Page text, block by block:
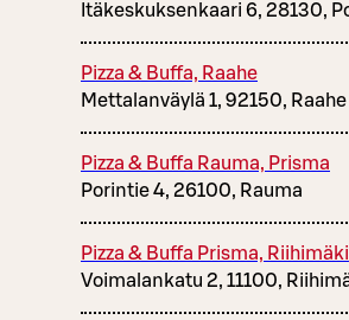
Itäkeskuksenkaari 6, 28130,
Pizza & Buffa, Raahe
Mettalanväylä 1, 92150, Raahe
Pizza & Buffa Rauma, Prisma
Porintie 4, 26100, Rauma
Pizza & Buffa Prisma, Riihimäki
Voimalankatu 2, 11100,